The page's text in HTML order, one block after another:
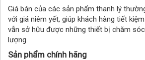
Giá bán của các sản phẩm thanh lý
với giá niêm yết, giúp khách hàng tiết
vẫn sở hữu được những thiết bị chăm
lượng.
Sản phẩm chính hãng